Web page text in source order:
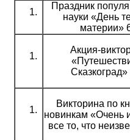
Праздник
науки «День
материи»
Акция-
Сказкоград»
Викторина по
новинкам «Очень
все то, что